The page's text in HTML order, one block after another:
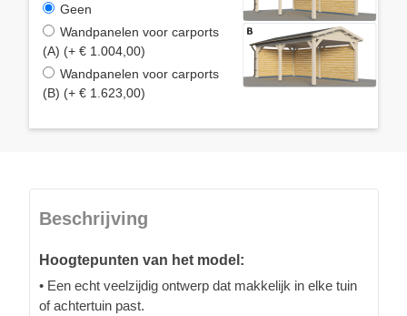
Geen
Wandpanelen voor carports
(A) (+ € 1.004,00)
Wandpanelen voor carports
(B) (+ € 1.623,00)
Beschrijving
Hoogtepunten van het model:
• Een echt veelzijdig ontwerp dat makkelijk in elke tuin
of achtertuin past.